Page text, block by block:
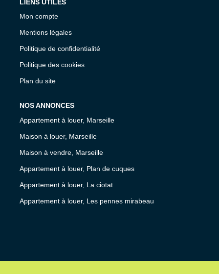
LIENS UTILES
Mon compte
Mentions légales
Politique de confidentialité
Politique des cookies
Plan du site
NOS ANNONCES
Appartement à louer, Marseille
Maison à louer, Marseille
Maison à vendre, Marseille
Appartement à louer, Plan de cuques
Appartement à louer, La ciotat
Appartement à louer, Les pennes mirabeau